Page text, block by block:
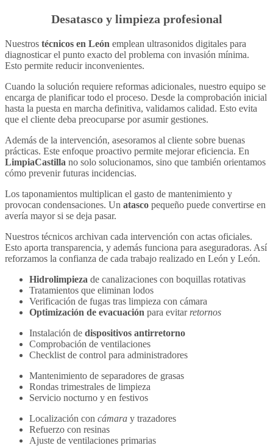
Desatasco y limpieza profesional
Nuestros técnicos en León emplean ultrasonidos digitales para
diagnosticar el punto exacto del problema con invasión mínima.
Esto permite reducir inconvenientes.
Cuando la solución requiere reformas adicionales, nuestro equipo se
encarga de planificar todo el proceso. Desde la comprobación inicial
hasta la puesta en marcha definitiva, validamos calidad. Esto evita
que el cliente deba preocuparse por asumir gestiones.
Además de la intervención, asesoramos al cliente sobre buenas
prácticas. Este enfoque proactivo permite mejorar eficiencia. En
LimpiaCastilla no solo solucionamos, sino que también orientamos
cómo prevenir futuras incidencias.
Los taponamientos multiplican el gasto de mantenimiento y
provocan condensaciones. Un atasco pequeño puede convertirse en
avería mayor si se deja pasar.
Nuestros técnicos archivan cada intervención con actas oficiales.
Esto aporta transparencia, y además funciona para aseguradoras. Así
reforzamos la confianza de cada trabajo realizado en León y León.
Hidrolimpieza de canalizaciones con boquillas rotativas
Tratamientos que eliminan lodos
Verificación de fugas tras limpieza con cámara
Optimización de evacuación para evitar retornos
Instalación de dispositivos antirretorno
Comprobación de ventilaciones
Checklist de control para administradores
Mantenimiento de separadores de grasas
Rondas trimestrales de limpieza
Servicio nocturno y en festivos
Localización con cámara y trazadores
Refuerzo con resinas
Ajuste de ventilaciones primarias